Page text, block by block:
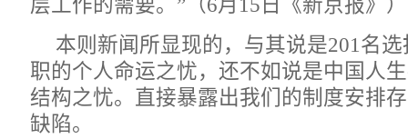
层工作的需要。”（6月15日《新京报》）
本则新闻所显现的，与其说是201名
职的个人命运之忧，还不如说是中国人
结构之忧。直接暴露出我们的制度安排
缺陷。